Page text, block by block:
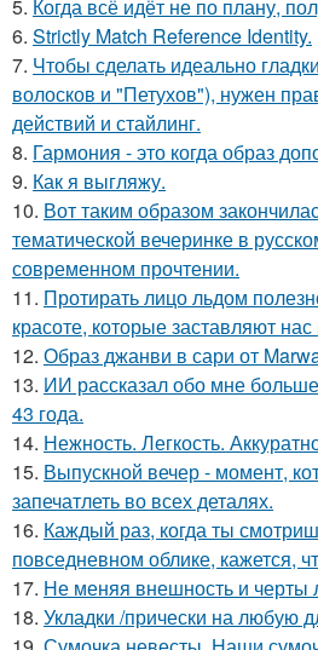
5. Когда всё идёт не по плану,
6. Strictly Match Reference Identity.
7. Чтобы сделать идеально
волосков и "Петухов"), нужен
действий и стайлинг.
8. Гармония - это когда образ
9. Как я выгляжу.
10. Вот таким образом
тематической вечеринке в
современном прочтении.
11. Протирать лицо льдом
красоте, которые заставляют
12. Образ джанви в сари от
13. ИИ рассказал обо мне
43 года.
14. Нежность. Легкость.
15. Выпускной вечер - момент,
запечатлеть во всех деталях.
16. Каждый раз, когда ты
повседневном облике, кажется,
17. Не меняя внешность и черты
18. Укладки /прически на любую